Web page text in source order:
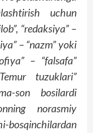
uchun
“redaksiya” –
– “nazm” yoki
– “falsafa”
tuzuklari”
son bosilardi
norasmiy